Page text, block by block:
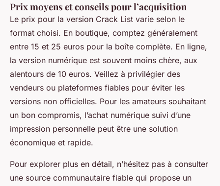
Prix moyens et conseils pour l’acquisition
Le prix pour la version Crack List varie selon le
format choisi. En boutique, comptez généralement
entre 15 et 25 euros pour la boîte complète. En ligne,
la version numérique est souvent moins chère, aux
alentours de 10 euros. Veillez à privilégier des
vendeurs ou plateformes fiables pour éviter les
versions non officielles. Pour les amateurs souhaitant
un bon compromis, l’achat numérique suivi d’une
impression personnelle peut être une solution
économique et rapide.
Pour explorer plus en détail, n’hésitez pas à consulter
une source communautaire fiable qui propose un